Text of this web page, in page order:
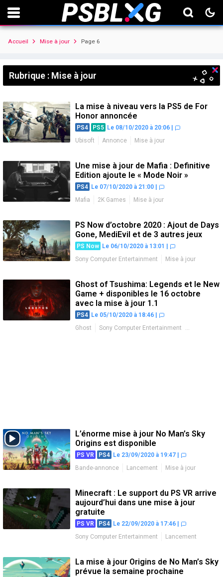
Accueil Mise à jour Page 6
Rubrique : Mise à jour
La mise à niveau vers la PS5 de For
Honor annoncée
PS4 PS5 Le 08/10/2020 à 20:06
Ubisoft
Annonce Mise à jour
Une mise à jour de Mafia : Definitive
Edition ajoute le « Mode Noir »
PS4 Le 07/10/2020 à 21:00
Mafia
2K Games Mise à jour
PS Now d’octobre 2020 : Ajout de Days
Gone, MediEvil et de 3 autres jeux
PS Now Le 06/10/2020 à 13:01
Sony Computer Entertainment
Mise à jour
Ghost of Tsushima: Legends et le New
Game + disponibles le 16 octobre
avec la mise à jour 1.1
PS4 Le 05/10/2020 à 18:46
Ghost
Sony Computer Entertainment
L’énorme mise à jour No Man’s Sky
Origins est disponible
PS VR PS4 Le 23/09/2020 à 19:47
Bande-annonce
Lancement Mise à jour
Minecraft : Le support du PS VR arrive
aujourd’hui dans une mise à jour
gratuite
PS VR PS4 Le 22/09/2020 à 17:46
Sony Computer Entertainment
Lancement
La mise à jour Origins de No Man’s Sky
prévue la semaine prochaine